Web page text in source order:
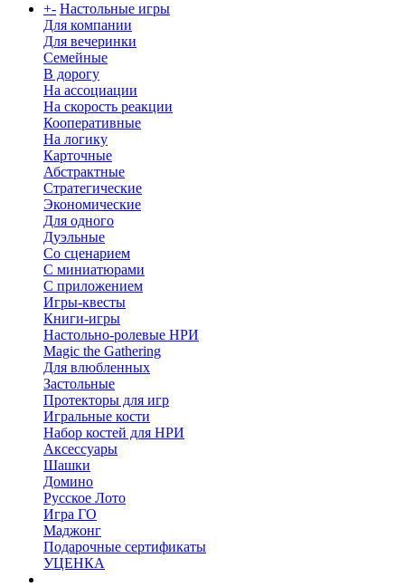
+- Настольные игры
Для компании
Для вечеринки
Семейные
В дорогу
На ассоциации
На скорость реакции
Кооперативные
На логику
Карточные
Абстрактные
Стратегические
Экономические
Для одного
Дуэльные
Со сценарием
С миниатюрами
С приложением
Игры-квесты
Книги-игры
Настольно-ролевые НРИ
Magic the Gathering
Для влюбленных
Застольные
Протекторы для игр
Игральные кости
Набор костей для НРИ
Аксессуары
Шашки
Домино
Русское Лото
Игра ГО
Маджонг
Подарочные сертификаты
УЦЕНКА